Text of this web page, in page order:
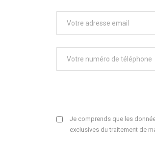
Je comprends que les
exclusives du traitement de